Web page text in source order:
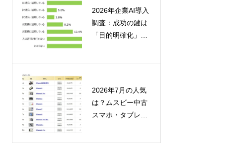
2026年企業AI導入
調査：成功の鍵は
「目的明確化」と
2026年7月の人気
は？ムスビー中古
スマホ・タブレッ